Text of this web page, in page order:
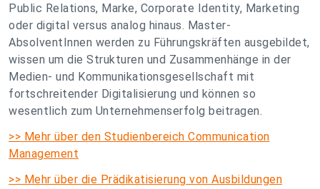
Public Relations, Marke, Corporate Identity, Marketing
oder digital versus analog hinaus. Master-
AbsolventInnen werden zu Führungskräften ausgebildet,
wissen um die Strukturen und Zusammenhänge in der
Medien- und Kommunikationsgesellschaft mit
fortschreitender Digitalisierung und können so
wesentlich zum Unternehmenserfolg beitragen.
>> Mehr über den Studienbereich Communication
Management
>> Mehr über die Prädikatisierung von Ausbildungen